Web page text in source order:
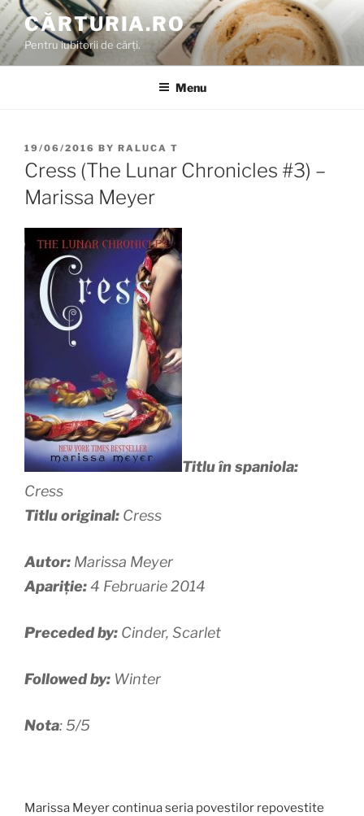
Skip
to
content
CĂRTURIA.RO
Pentru iubitorii de cărți.
Menu
POSTED
ON
19/06/2016 BY RALUCA T
Cress (The Lunar Chronicles #3) –
Marissa Meyer
Titlu în spaniola:
Cress
Titlu original: Cress
Autor: Marissa Meyer
Apariție:4 Februarie 2014
Preceded by: Cinder, Scarlet
Followed by: Winter
Nota: 5/5
Marissa Meyer continua seria povestilor repovestite